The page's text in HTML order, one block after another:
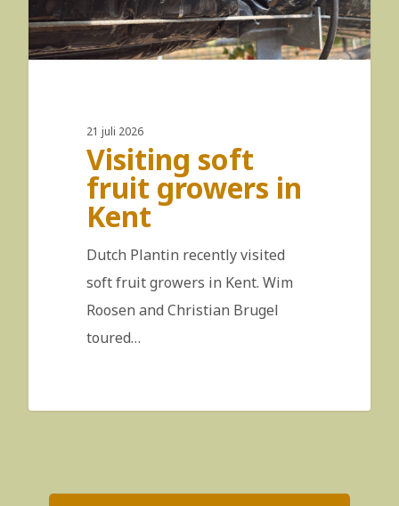
21 juli 2026
Visiting soft
fruit growers in
Kent
Dutch Plantin recently visited
soft fruit growers in Kent. Wim
Roosen and Christian Brugel
toured…